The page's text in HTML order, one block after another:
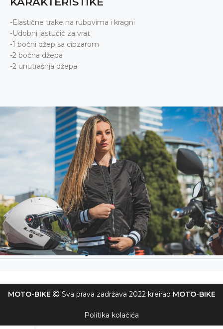
-Elastične trake na rubovima i kragni
-Udobni jastučić za vrat
-1 bočni džep sa cibzarom
-2 bočna džepa
-2 unutrašnja džepa
Dodatne informacije
MOTO-BIKE Sva prava zadržava 2022 kreirao MOTO-BIKE
Politika kolačića